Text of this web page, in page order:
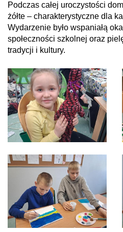
Podczas całej uroczystości
żółte – charakterystyczne dla
Wydarzenie było wspaniałą
społeczności szkolnej oraz
tradycji i kultury.